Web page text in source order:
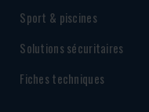
Sport & piscines
Solutions sécuritaires
Fiches techniques